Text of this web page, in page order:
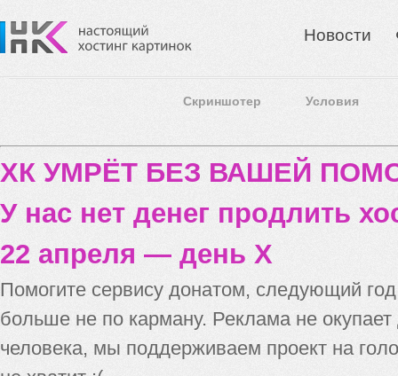
Новости
Скриншотер Условия
ХК УМРЁТ БЕЗ ВАШЕЙ
У нас нет денег продлить
22 апреля — день X
Помогите сервису донатом, следующий
больше не по карману. Реклама не
человека, мы поддерживаем проект на